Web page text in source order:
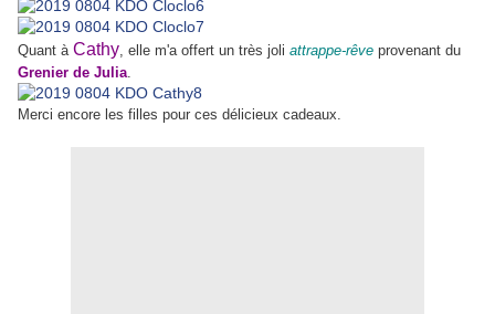
Quant à Cathy, elle m'a offert un très joli attrappe-rêve provenant du
Grenier de Julia.
Merci encore les filles pour ces délicieux cadeaux.